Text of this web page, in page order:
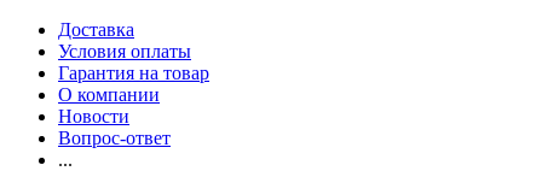
Доставка
Условия оплаты
Гарантия на товар
О компании
Новости
Вопрос-ответ
...